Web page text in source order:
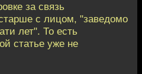
за связь
с лицом, "заведомо
лет". То есть
статье уже не